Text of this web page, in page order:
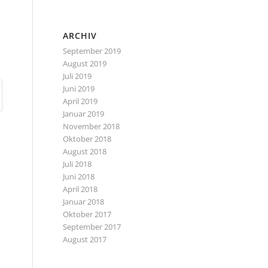
ARCHIV
September 2019
August 2019
Juli 2019
Juni 2019
April 2019
Januar 2019
November 2018
Oktober 2018
August 2018
Juli 2018
Juni 2018
April 2018
Januar 2018
Oktober 2017
September 2017
August 2017